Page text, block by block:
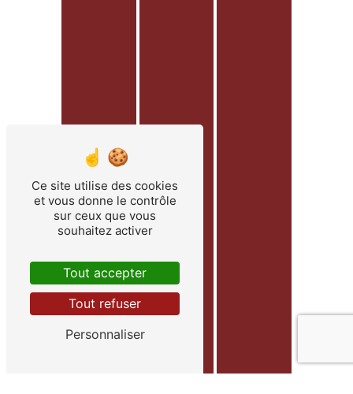
Ce site utilise des cookies
et vous donne le contrôle
sur ceux que vous
souhaitez activer
Tout accepter
Tout refuser
Personnaliser